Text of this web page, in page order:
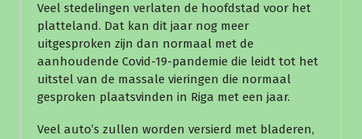
Veel stedelingen verlaten de hoofdstad voor het
platteland. Dat kan dit jaar nog meer
uitgesproken zijn dan normaal met de
aanhoudende Covid-19-pandemie die leidt tot het
uitstel van de massale vieringen die normaal
gesproken plaatsvinden in Riga met een jaar.
Veel auto’s zullen worden versierd met bladeren,